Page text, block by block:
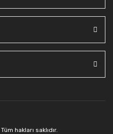
Tüm hakları saklıdır.